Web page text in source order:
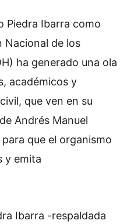
Piedra Ibarra como
Nacional de los
ha generado una ola
académicos y
que ven en su
Andrés Manuel
que el organismo
y emita
Ibarra -respaldada